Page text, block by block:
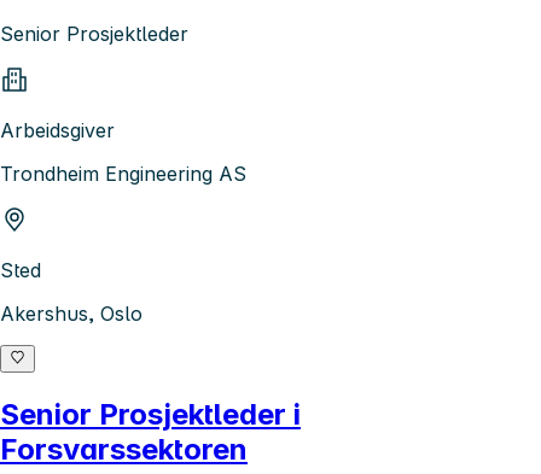
Senior Prosjektleder
Arbeidsgiver
Trondheim Engineering AS
Sted
Akershus, Oslo
Senior Prosjektleder i
Forsvarssektoren